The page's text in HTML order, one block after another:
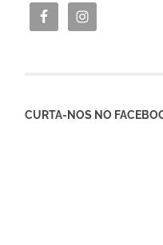
CURTA-NOS NO